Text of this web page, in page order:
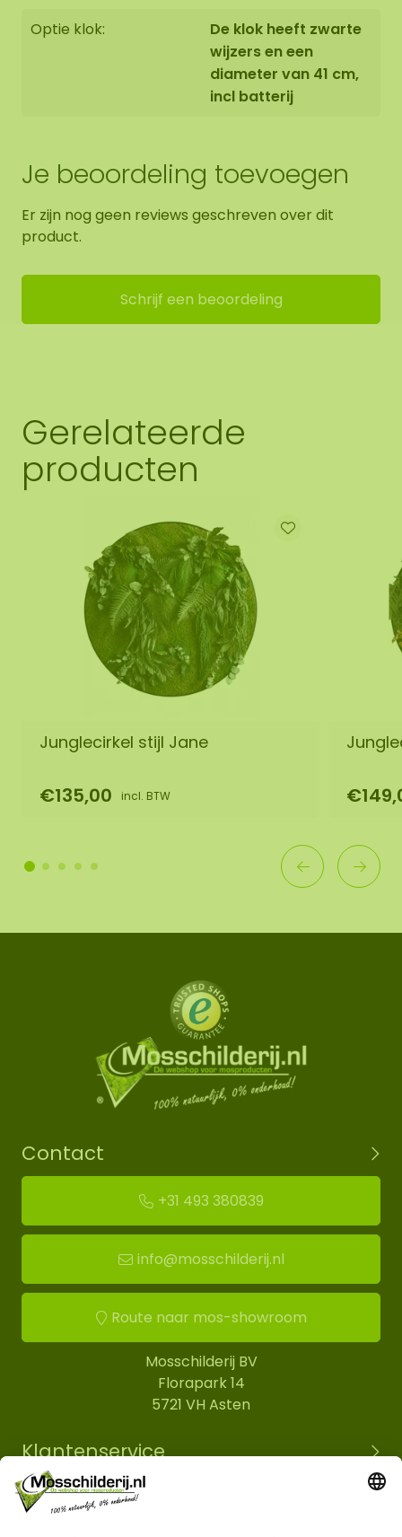
Optie klok:
De klok heeft zwarte
wijzers en een
diameter van 41 cm,
incl batterij
Je beoordeling toevoegen
Er zijn nog geen reviews geschreven over dit
product.
Schrijf een beoordeling
Gerelateerde
producten
Junglecirkel stijl Jane
€135,00 incl. BTW
Contact
+31 493 380839
info@mosschilderij.nl
Route naar mos-showroom
Mosschilderij BV
Florapark 14
5721 VH Asten
Klantenservice
Informatie